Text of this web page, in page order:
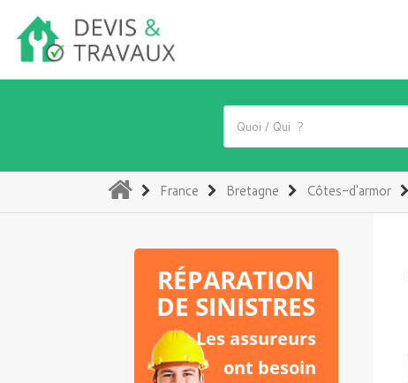
(current)
France Bretagne Côtes-d'armor
RÉPARATION
DE SINISTRES
Les assureurs
ont besoin